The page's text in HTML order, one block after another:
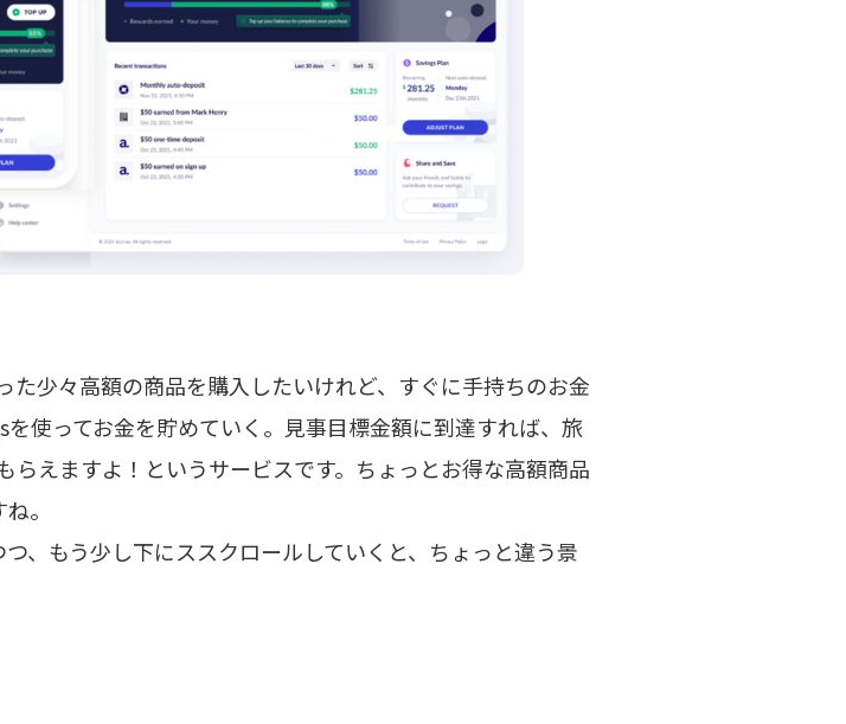
少々高額の商品を購入したいけれど、すぐに手持ちのお金
使ってお金を貯めていく。見事目標金額に到達すれば、旅
えますよ！というサービスです。ちょっとお得な高額商品
。
、もう少し下にススクロールしていくと、ちょっと違う景